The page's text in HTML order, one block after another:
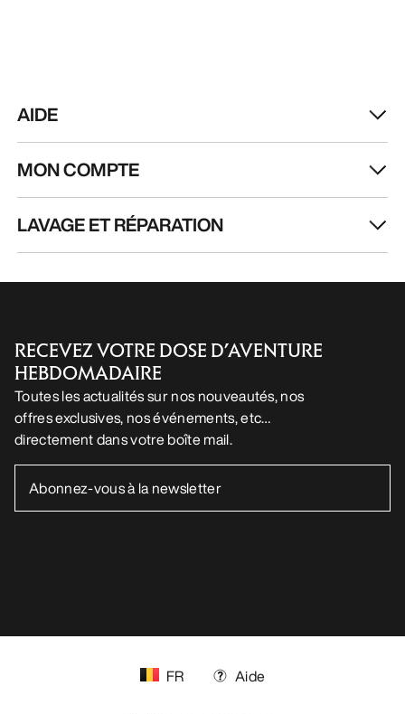
AIDE
MON COMPTE
LAVAGE ET RÉPARATION
RECEVEZ VOTRE DOSE D’AVENTURE
HEBDOMADAIRE
Toutes les actualités sur nos nouveautés, nos
offres exclusives, nos événements, etc…
directement dans votre boîte mail.
FR Aide